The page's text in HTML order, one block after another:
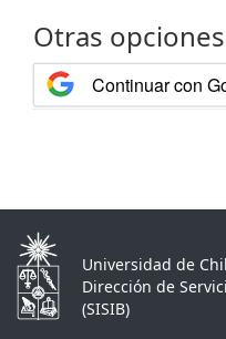
Otras opciones
Continuar con
Universidad de
Dirección de
(SISIB)